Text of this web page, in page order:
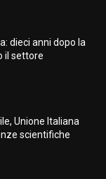
dieci anni dopo la
il settore
Unione Italiana
scientifiche